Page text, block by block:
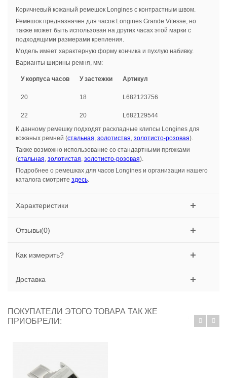
Коричневый кожаный ремешок Longines с контрастным швом.
Ремешок предназначен для часов Longines Grande Vitesse, но
также может быть использован на других часах этой марки с
подходящими размерами крепления.
Модель имеет характерную форму кончика и пухлую набивку.
Варианты ширины ремня, мм:
У корпуса часов У застежки Артикул
20 18 L682123756
22 20
L682129544
К данному ремешку подходят раскладные клипсы Longines для
кожаных ремней (стальная, золотистая, золотисто-розовая).
Также возможно использование со стандартными пряжками
(стальная, золотистая, золотисто-розовая).
Подробнее о ремешках для часов Longines и организации нашего
каталога смотрите здесь.
Характеристики
Отзывы(0)
Как измерить?
Доставка
ПОКУПАТЕЛИ ЭТОГО ТОВАРА ТАК ЖЕ
ПРИОБРЕЛИ: